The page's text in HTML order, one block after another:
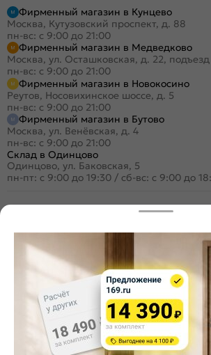
Фирменный магазин в Кунцево
Москва, Кутузовский проспект, д. 88
пн-вс: с 9:00 до 21:00
Фирменный магазин в Медведково
Москва, ул. Осташковская, д. 22,
пн-вс: с 9:00 до 21:00
Фирменный магазин в Новокосино
Реутов, Носовихинское шоссе, д. 5
пн-вс: с 9:00 до 21:00
Фирменный магазин в Бутово
Москва, ул. Венёвская, д. 4
пн-вс: с 9:00 до 21:00
Склад в Одинцово
Одинцово, ул. Баковская, 5
пн-пт: с 9:00 до 19:30 / сб-вс: с 9:00 до
Заказать звонок
Стать дилером
Расскажите о нас
Поделиться
Оцените магазин